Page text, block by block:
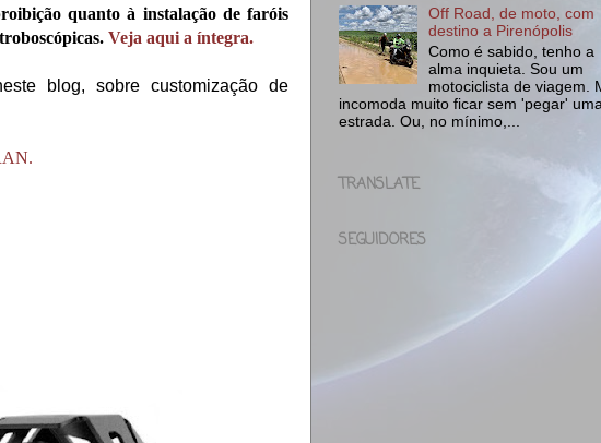
quanto à instalação de faróis
Veja aqui a íntegra.
blog, sobre customização de
Off Road, de moto, com
destino a Pirenópolis
Como é sabido, tenho a
alma inquieta. Sou um
motociclista de viagem.
incomoda muito ficar sem 'pegar' uma
estrada. Ou, no mínimo,...
TRANSLATE
SEGUIDORES